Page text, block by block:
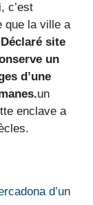
c’est
que la ville a
Déclaré site
un
d’une
un
enclave a
d’un